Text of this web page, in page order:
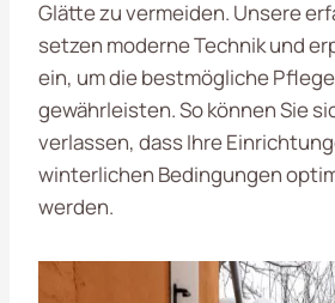
Glätte zu vermeiden. Unsere
setzen moderne Technik und
ein, um die bestmögliche
gewährleisten. So können Sie
verlassen, dass Ihre
winterlichen Bedingungen
werden.